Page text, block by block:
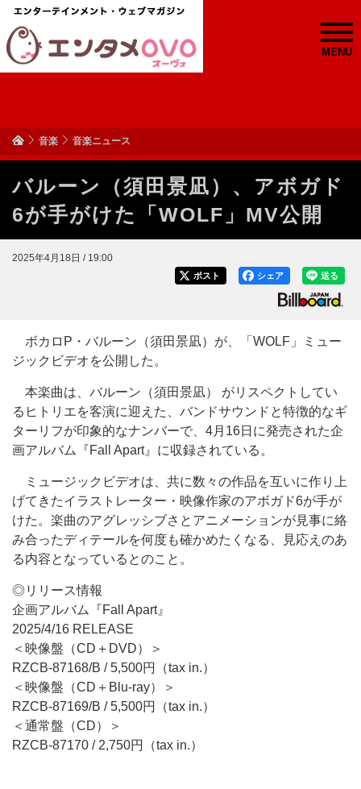
MENU
音楽 音楽ニュース
バルーン（須田景凪）、アボガド
6が手がけた「WOLF」MV公開
2025年4月18日 / 19:00
送る
シェア
ポスト
ボカロP・バルーン（須田景凪）が、「WOLF」ミュー
ジックビデオを公開した。
本楽曲は、バルーン（須田景凪） がリスペクトしてい
るヒトリエを客演に迎えた、バンドサウンドと特徴的なギ
ターリフが印象的なナンバーで、4月16日に発売された企
画アルバム『Fall Apart』に収録されている。
ミュージックビデオは、共に数々の作品を互いに作り上
げてきたイラストレーター・映像作家のアボガド6が手が
けた。楽曲のアグレッシブさとアニメーションが見事に絡
み合ったディテールを何度も確かめたくなる、見応えのあ
る内容となっているとのこと。
◎リリース情報
企画アルバム『Fall Apart』
2025/4/16 RELEASE
＜映像盤（CD＋DVD）＞
RZCB-87168/B / 5,500円（tax in.）
＜映像盤（CD＋Blu-ray）＞
RZCB-87169/B / 5,500円（tax in.）
＜通常盤（CD）＞
RZCB-87170 / 2,750円（tax in.）